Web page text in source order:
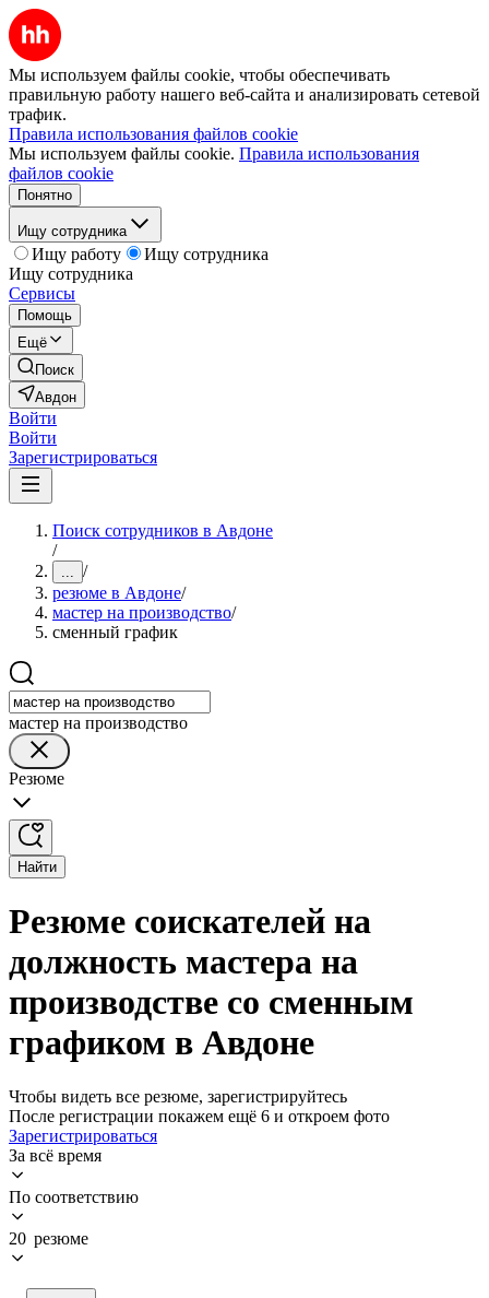
Мы используем файлы cookie, чтобы обеспечивать
правильную работу нашего веб-сайта и анализировать сетевой
трафик.
Правила использования файлов cookie
Мы используем файлы cookie. Правила использования
файлов cookie
Понятно
Ищу сотрудника
Ищу работу
Ищу сотрудника
Ищу сотрудника
Сервисы
Помощь
Ещё
Поиск
Авдон
Войти
Войти
Зарегистрироваться
Поиск сотрудников в Авдоне
/
... /
резюме в Авдоне/
мастер на производство/
сменный график
мастер на производство
Резюме
Найти
Резюме соискателей на
должность мастера на
производстве со сменным
графиком в Авдоне
Чтобы видеть все резюме, зарегистрируйтесь
После регистрации покажем ещё 6 и откроем фото
Зарегистрироваться
За всё время
По соответствию
20 резюме